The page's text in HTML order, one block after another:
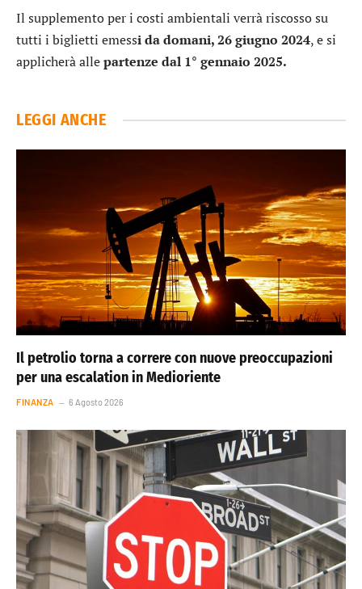
Il supplemento per i costi ambientali verrà riscosso su
tutti i biglietti emessi da domani, 26 giugno 2024, e si
applicherà allepartenze dal 1° gennaio 2025.
LEGGI ANCHE
Il petrolio torna a correre con nuove preoccupazioni
per una escalation in Medioriente
FINANZA 6 Agosto 2026